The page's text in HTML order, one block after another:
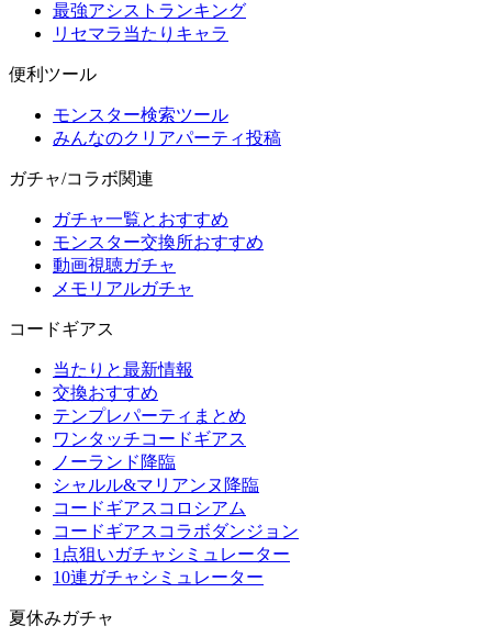
最強アシストランキング
リセマラ当たりキャラ
便利ツール
モンスター検索ツール
みんなのクリアパーティ投稿
ガチャ/コラボ関連
ガチャ一覧とおすすめ
モンスター交換所おすすめ
動画視聴ガチャ
メモリアルガチャ
コードギアス
当たりと最新情報
交換おすすめ
テンプレパーティまとめ
ワンタッチコードギアス
ノーランド降臨
シャルル&マリアンヌ降臨
コードギアスコロシアム
コードギアスコラボダンジョン
1点狙いガチャシミュレーター
10連ガチャシミュレーター
夏休みガチャ